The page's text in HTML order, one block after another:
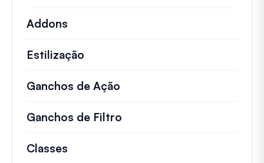
Addons
Estilização
Ganchos de Ação
Ganchos de Filtro
Classes